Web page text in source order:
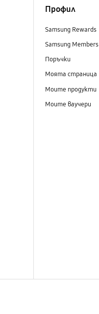
Профил
Samsung Rewards
Samsung Members
Поръчки
Моята страница
Моите продукти
Моите ваучери